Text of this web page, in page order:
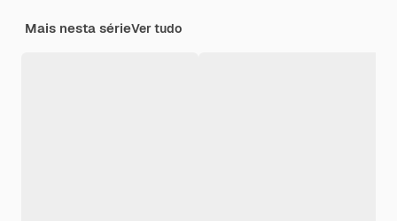
Mais nesta sérieVer tudo